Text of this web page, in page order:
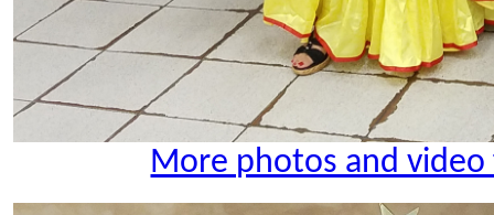
More photos and video